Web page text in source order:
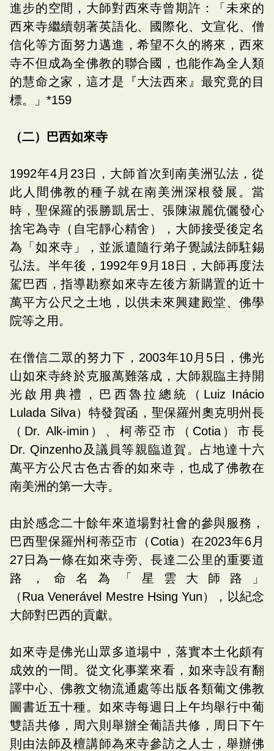
進步的空間，大師對西來寺曾期許：「未來的
西來寺繼續朝著英語化、國際化、文宣化、僧
信化等方面努力邁進，希望不久的將來，西來
寺不但成為全佛教的聯合國，也能作為全人類
的慧命之家，這才是『大法西來』最究竟的目
標。」*159
（二）巴西如來寺
1992年4月23日，大師首次到南美洲弘法，從
此人間佛教的種子就在南美洲深根發展。當
時，聖保羅的張勝凱居士、張陳淑麗伉儷發心
捨宅為寺（自宅靜心精舍），大師接受後定名
為「如來寺」，並派遣隨行弟子覺誠法師駐錫
弘法。半年後，1992年9月18日，大師再度法
駕巴西，指導勘察如來寺左後方新購置的近十
萬平方公尺之土地，以供未來興建殿堂、佛學
院等之用。
在僧信二眾的努力下，2003年10月5日，佛光
山如來寺終於克服萬難落成，大師親臨主持開
光啟用典禮，巴西魯拉總統（Luiz Inácio
Lulada Silva）特發賀函，聖保羅州奧克明州長
（Dr. Alk-imin）、柯蒂亞市（Cotia）市長
Dr. Qinzenho及議員等親臨道賀。占地達十六
萬平方公尺古色古香的如來寺，也成了佛教在
南美洲的第一大寺。
由於感念二十餘年來道場對社會的參與服務，
巴西聖保羅州柯蒂亞市（Cotia）在2023年6月
27日為一條在如來寺旁、長達二公里的重要道
路，命名為「星雲大師路」
（Rua Venerável Mestre Hsing Yun），以紀念
大師對巴西的貢獻。
如來寺是佛光山眾多道場中，落實本土化頗有
成效的一間。從文化事業來看，如來寺設有翻
譯中心、佛教文物流通處等出版各類葡文佛教
圖書近五十種。如來寺每週日上午均舉行中葡
雙語共修，周六則舉辦全葡語共修，周日下午
則由法師及檀講師為來寺參訪之人士，舉辦佛